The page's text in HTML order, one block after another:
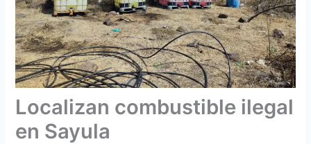
Localizan combustible ilegal
en Sayula